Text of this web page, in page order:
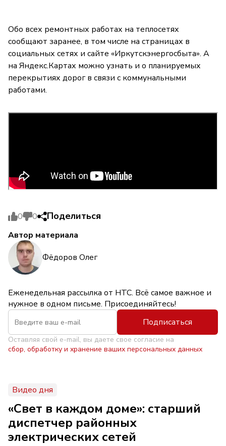
Обо всех ремонтных работах на теплосетях
сообщают заранее, в том числе на страницах в
социальных сетях и сайте «Иркутскэнергосбыта». А
на Яндекс.Картах можно узнать и о планируемых
перекрытиях дорог в связи с коммунальными
работами.
0 0 Поделиться
Автор материала
Фёдоров Олег
Еженедельная рассылка от НТС. Всё самое важное и
нужное в одном письме. Присоединяйтесь!
Подписаться
Оставляя свой e-mail, вы даете свое согласие на
сбор, обработку и хранение ваших персональных данных
Видео дня
«Свет в каждом доме»: старший
диспетчер районных
электрических сетей